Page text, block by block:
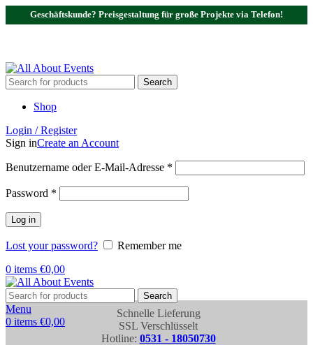
Geschäftskunde? Preisgestaltung für große Projekte via Telefon!
Search
Shop
Login / Register
Sign inCreate an Account
Benutzername oder E-Mail-Adresse *
Password *
Log in
Lost your password?
Remember me
0 items €0,00
Search
Menu
0 items €0,00
Schnelle Lieferung
SSL Verschlüsselt
Hotline: 0531 - 18050730